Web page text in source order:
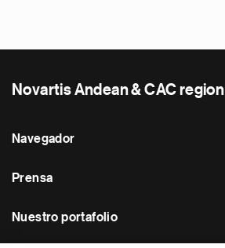
Novartis Andean & CAC region
Navegador
Prensa
Nuestro portafolio